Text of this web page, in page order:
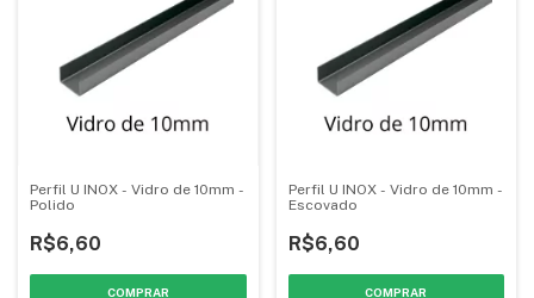
Perfil U INOX - Vidro de 10mm -
Polido
R$6,60
COMPRAR
Perfil U INOX - Vidro de 10mm -
Escovado
R$6,60
COMPRAR